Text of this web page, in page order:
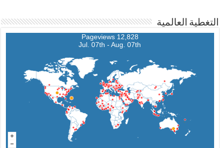
التغطية العالمية
12,828 Pageviews
Jul. 07th - Aug. 07th